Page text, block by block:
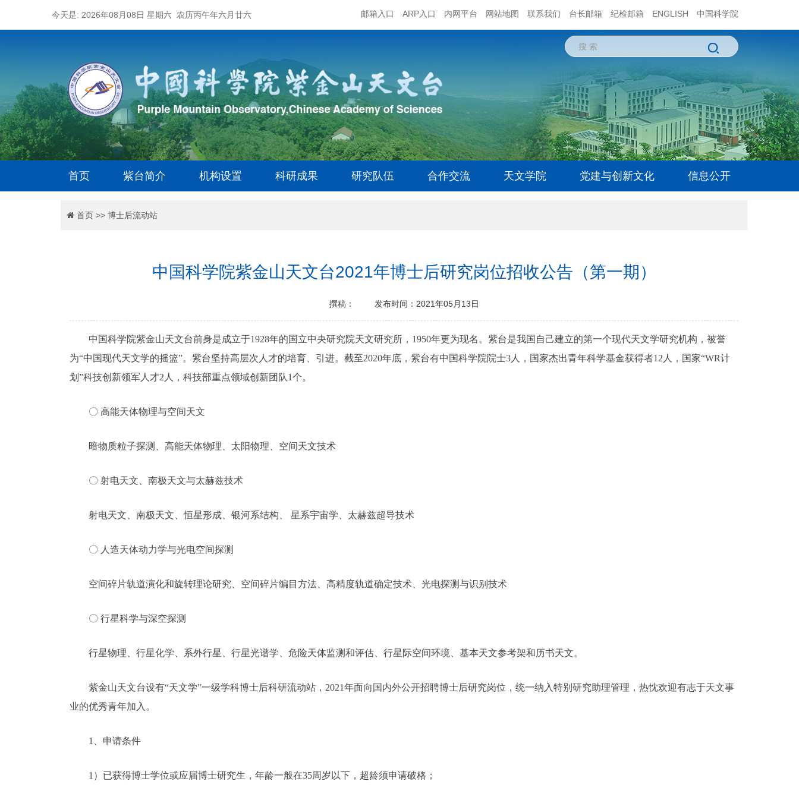
今天是: 2026年08月08日 星期六 农历丙午年六月廿六 邮箱入口 ARP入口 内网平台 网站地图 联系我们 台长邮箱 纪检邮箱 ENGLISH 中国科学院
首页 紫台简介 机构设置 科研成果 研究队伍 合作交流 天文学院 党建与创新文化 信息公开
首页 >> 博士后流动站
中国科学院紫金山天文台2021年博士后研究岗位招收公告（第一期）
撰稿： 发布时间：2021年05月13日
中国科学院紫金山天文台前身是成立于1928年的国立中央研究院天文研究所，1950年更为现名。紫台是我国自己建立的第一个现代天文学研究机构，被誉
为“中国现代天文学的摇篮”。紫台坚持高层次人才的培育、引进。截至2020年底，紫台有中国科学院院士3人，国家杰出青年科学基金获得者12人，国家“WR计
划”科技创新领军人才2人，科技部重点领域创新团队1个。
〇 高能天体物理与空间天文
暗物质粒子探测、高能天体物理、太阳物理、空间天文技术
〇 射电天文、南极天文与太赫兹技术
射电天文、南极天文、恒星形成、银河系结构、 星系宇宙学、太赫兹超导技术
〇 人造天体动力学与光电空间探测
空间碎片轨道演化和旋转理论研究、空间碎片编目方法、高精度轨道确定技术、光电探测与识别技术
〇 行星科学与深空探测
行星物理、行星化学、系外行星、行星光谱学、危险天体监测和评估、行星际空间环境、基本天文参考架和历书天文。
紫金山天文台设有“天文学”一级学科博士后科研流动站，2021年面向国内外公开招聘博士后研究岗位，统一纳入特别研究助理管理，热忱欢迎有志于天文事
业的优秀青年加入。
1、申请条件
1）已获得博士学位或应届博士研究生，年龄一般在35周岁以下，超龄须申请破格；